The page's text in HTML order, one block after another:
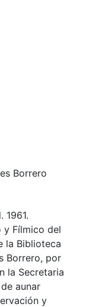
Borrero
1961.
y Fílmico del
la Biblioteca
Borrero, por
la Secretaria
aunar
y